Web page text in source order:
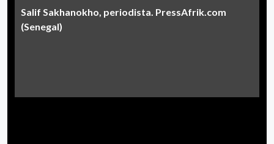
Salif Sakhanokho, periodista. PressAfrik.com
(Senegal)